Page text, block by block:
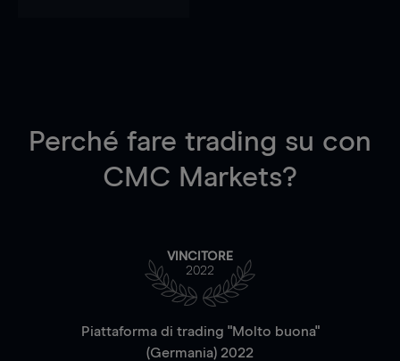
Perché fare trading su con
CMC Markets?
VINCITORE
2022
Piattaforma di trading "Molto buona"
(Germania) 2022